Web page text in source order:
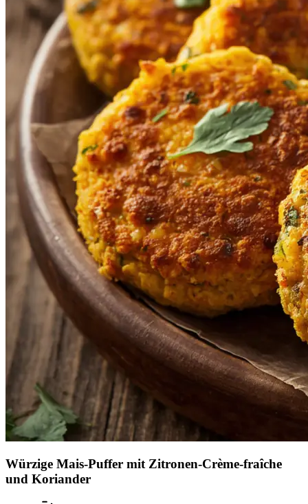
Würzige Mais-Puffer mit Zitronen-Crème-fraîche
und Koriander